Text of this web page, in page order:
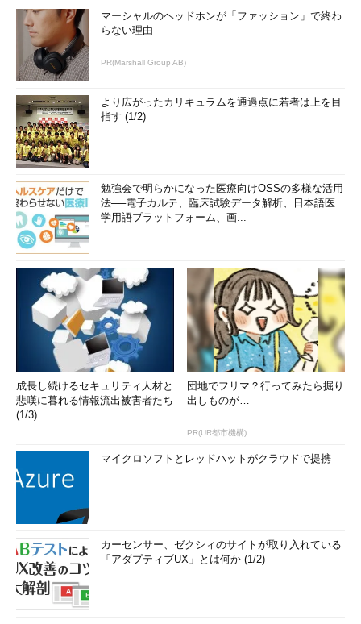
マーシャルのヘッドホンが「ファッション」で終わ
らない理由
PR(Marshall Group AB)
より広がったカリキュラムを通過点に若者は上を目
指す (1/2)
勉強会で明らかになった医療向けOSSの多様な活用
法──電子カルテ、臨床試験データ解析、日本語医
学用語プラットフォーム、画...
成長し続けるセキュリティ人材と
悲嘆に暮れる情報流出被害者たち
(1/3)
団地でフリマ？行ってみたら掘り
出しものが…
PR(UR都市機構)
マイクロソフトとレッドハットがクラウドで提携
カーセンサー、ゼクシィのサイトが取り入れている
「アダプティブUX」とは何か (1/2)